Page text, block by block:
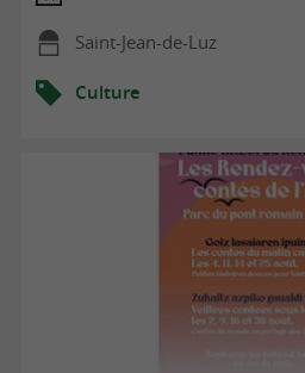
Saint-Jean-de-Luz
Culture